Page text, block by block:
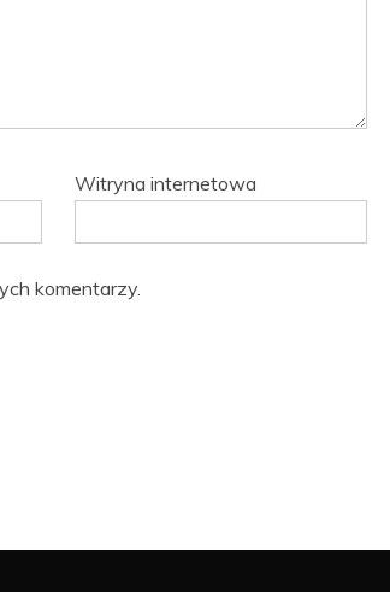
Witryna internetowa
komentarzy.